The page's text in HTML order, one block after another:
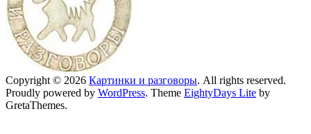
Copyright © 2026 Картинки и разговоры. All rights reserved.
Proudly powered by WordPress. Theme EightyDays Lite by
GretaThemes.